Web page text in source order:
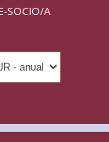
SOCIO/A